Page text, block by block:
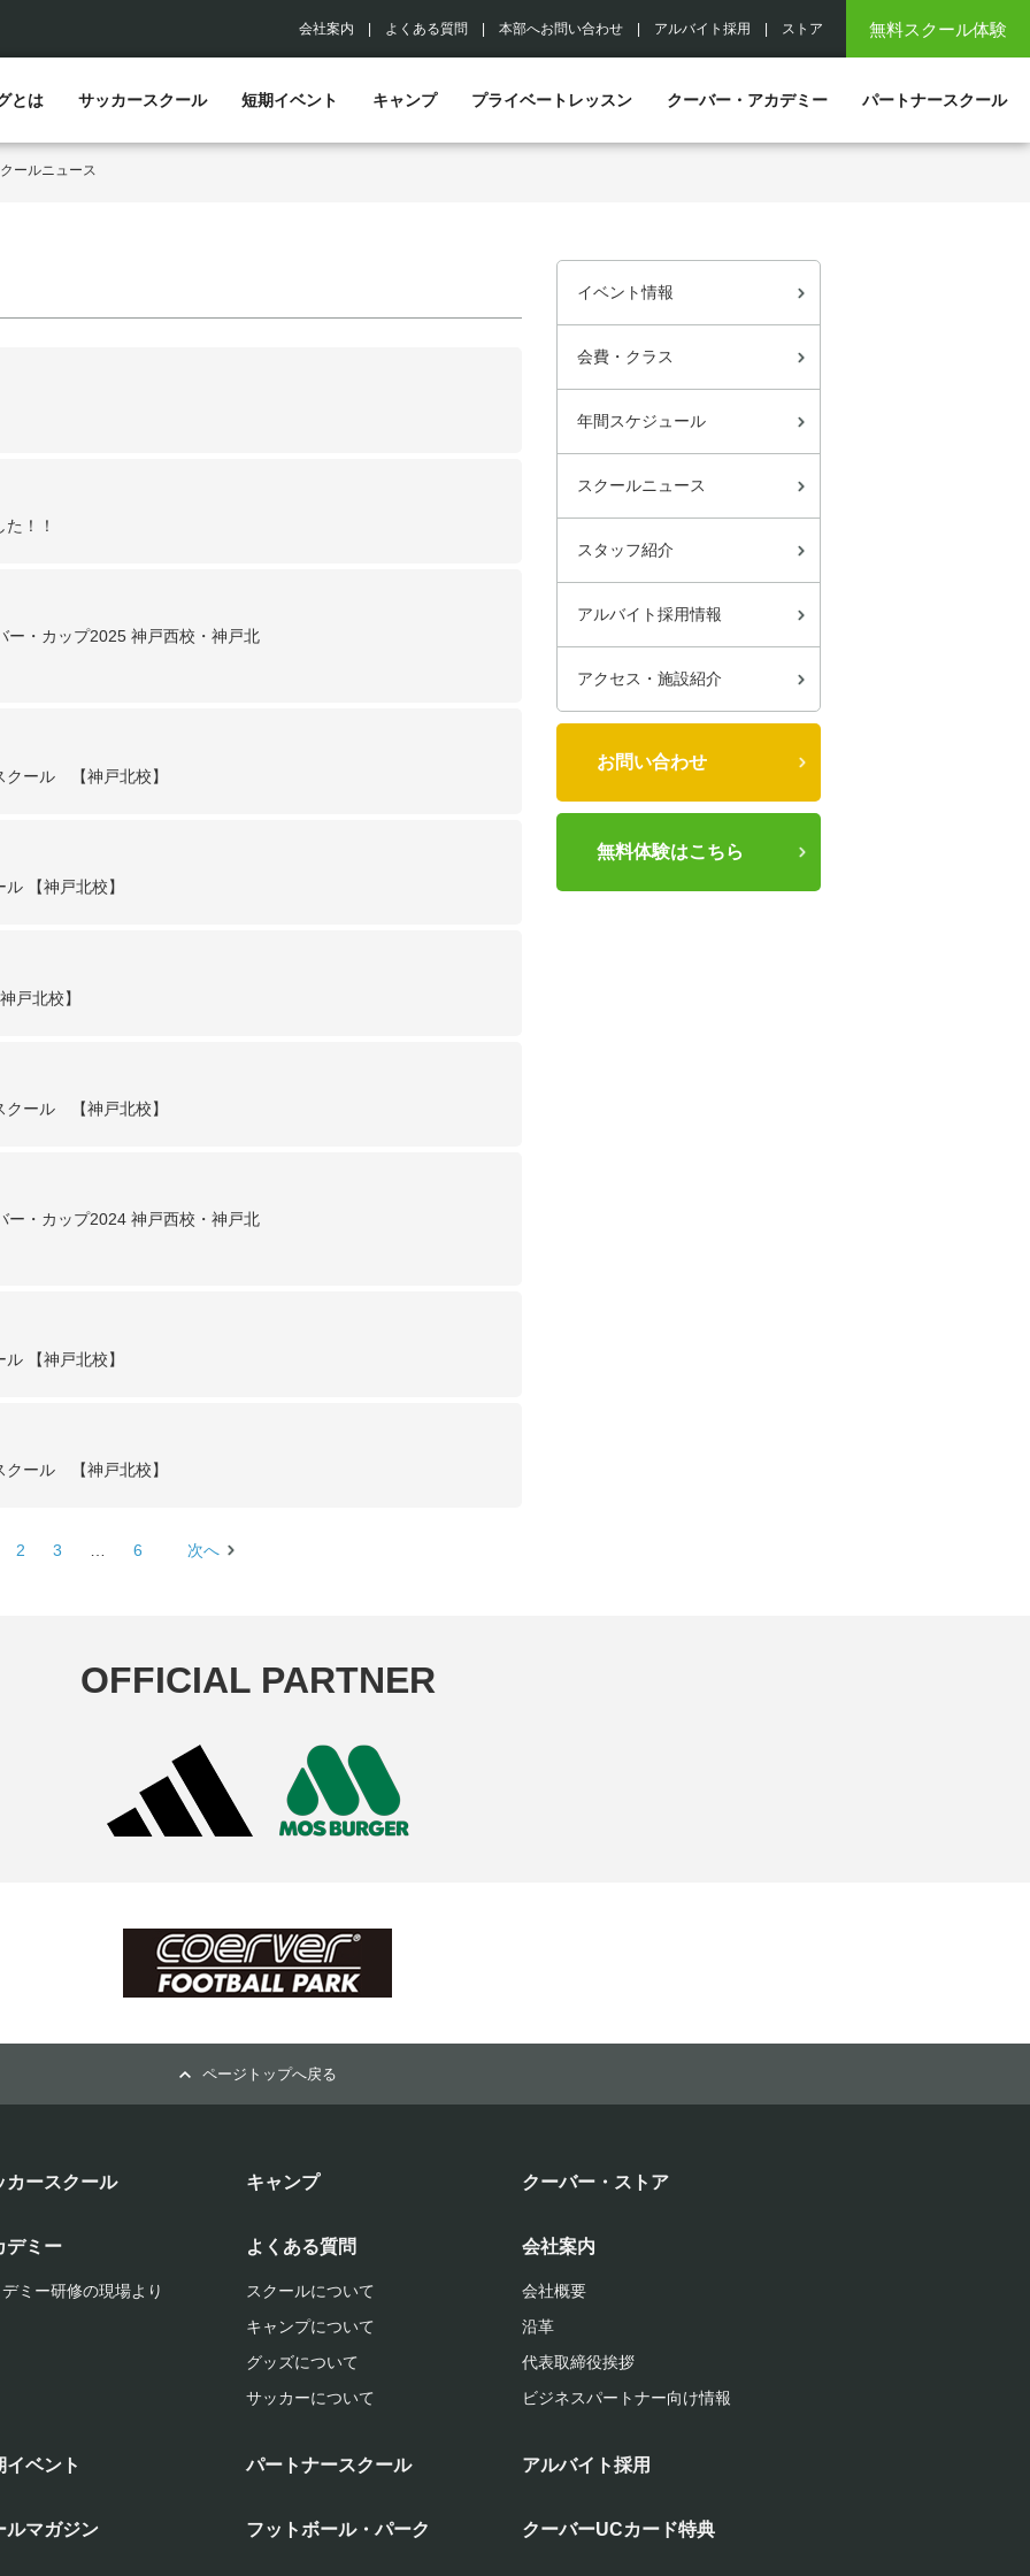
無料スクール体験
会社案内 よくある質問 本部へお問い合わせ アルバイト採用 ストア
とは サッカースクール 短期イベント キャンプ プライベートレッスン クーバー・アカデミー パートナースクール
ールニュース
！！
・カップ2025 神戸西校・神戸北
ール 【神戸北校】
【神戸北校】
北校】
ール 【神戸北校】
・カップ2024 神戸西校・神戸北
【神戸北校】
ール 【神戸北校】
2 3 … 6 次へ
イベント情報
会費・クラス
年間スケジュール
スクールニュース
スタッフ紹介
アルバイト採用情報
アクセス・施設紹介
お問い合わせ
無料体験はこちら
OFFICIAL PARTNER
ページトップへ戻る
カースクール キャンプ クーバー・ストア
デミー
ミー研修の現場より
よくある質問
スクールについて
キャンプについて
グッズについて
サッカーについて
会社案内
会社概要
沿革
代表取締役挨拶
ビジネスパートナー向け情報
イベント パートナースクール アルバイト採用
ルマガジン フットボール・パーク クーバーUCカード特典